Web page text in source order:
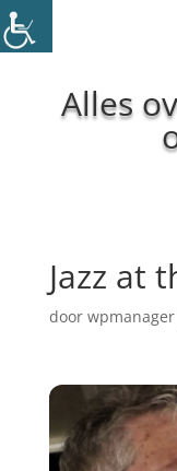
Alles
Jazz at
door wpmanager